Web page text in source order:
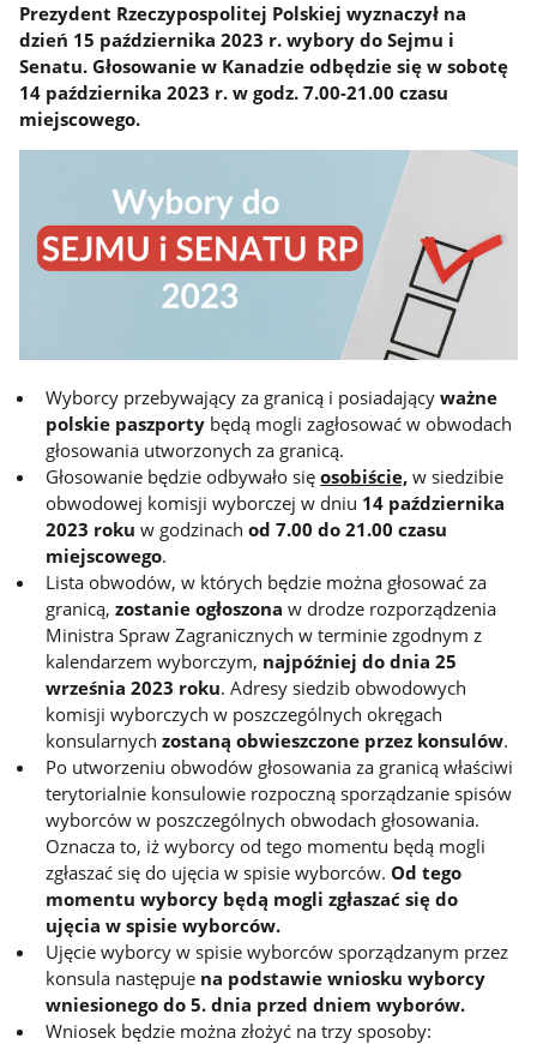
Prezydent Rzeczypospolitej Polskiej wyznaczył na
dzień 15 października 2023 r. wybory do Sejmu i
Senatu. Głosowanie w Kanadzie odbędzie się w sobotę
14 października 2023 r. w godz. 7.00-21.00 czasu
miejscowego.
Wyborcy przebywający za granicą i posiadającyważne
polskie paszporty będą mogli zagłosować w obwodach
głosowania utworzonych za granicą.
Głosowanie będzie odbywało sięosobiście, w siedzibie
obwodowej komisji wyborczej w dniu 14 października
2023 roku w godzinachod 7.00 do 21.00 czasu
miejscowego.
Lista obwodów, w których będzie można głosować za
granicą,zostanie ogłoszona w drodze rozporządzenia
Ministra Spraw Zagranicznych w terminie zgodnym z
kalendarzem wyborczym, najpóźniej do dnia 25
września 2023 roku. Adresy siedzib obwodowych
komisji wyborczych w poszczególnych okręgach
konsularnychzostaną obwieszczone przez konsulów.
Po utworzeniu obwodów głosowania za granicą właściwi
terytorialnie konsulowie rozpoczną sporządzanie spisów
wyborców w poszczególnych obwodach głosowania.
Oznacza to, iż wyborcy od tego momentu będą mogli
zgłaszać się do ujęcia w spisie wyborców.Od tego
momentu wyborcy będą mogli zgłaszać się do
ujęcia w spisie wyborców.
Ujęcie wyborcy w spisie wyborców sporządzanym przez
konsula następuje na podstawie wniosku wyborcy
wniesionego do 5. dnia przed dniem wyborów.
Wniosek będzie można złożyć na trzy sposoby: